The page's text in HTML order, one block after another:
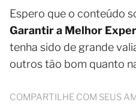
Espero que o conteúdo
Garantir a Melhor
tenha sido de grande
outros tão bom quanto
COMPARTILHE COM SEUS